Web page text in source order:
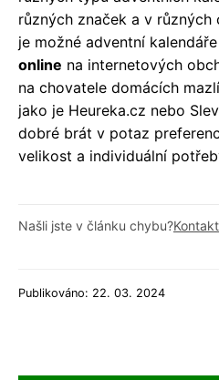
různých značek a v různých
je možné adventní
online na internetových
na chovatele domácích
jako je Heureka.cz nebo
dobré brát v potaz
velikost a individuální
Našli jste v článku chybu?
Publikováno: 22. 03. 2024